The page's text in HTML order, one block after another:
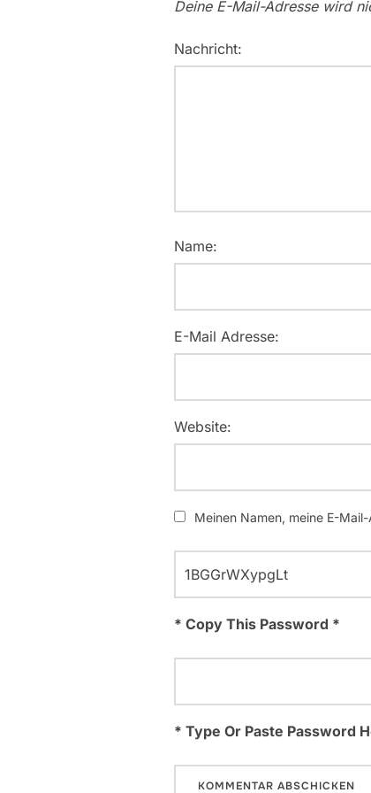
Deine E-Mail-Adresse wird
Nachricht:
Name:
E-Mail Adresse:
Website:
Meinen Namen, meine E-
* Copy This Password *
* Type Or Paste Password